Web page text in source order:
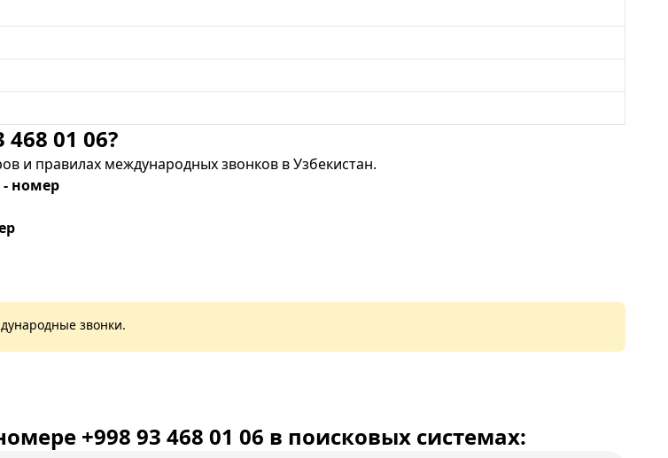
01 06?
и правилах международных звонков в Узбекистан.
- номер
звонки.
+998 93 468 01 06 в поисковых системах: